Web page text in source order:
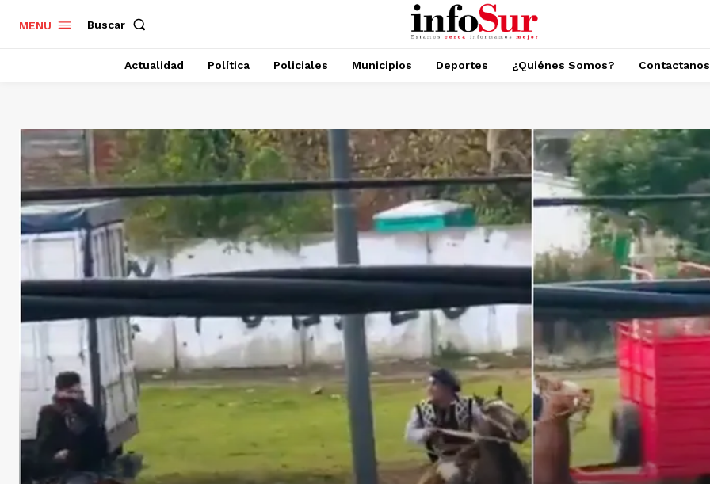
MENU Buscar
Actualidad Política Policiales Municipios Deportes ¿Quiénes Somos? Contactanos